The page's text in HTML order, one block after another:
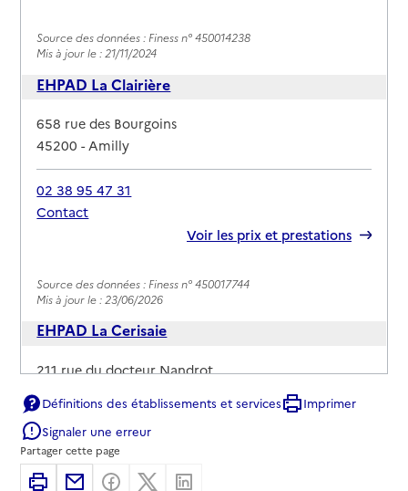
Source des données : Finess n° 450014238
Mis à jour le : 21/11/2024
EHPAD La Clairière
Adresse
658 rue des Bourgoins
45200-Amilly
02 38 95 47 31
Contact
Voir les prix et prestations
Source des données : Finess n° 450017744
Mis à jour le : 23/06/2026
EHPAD La Cerisaie
Adresse
211 rue du docteur Nandrot
02 38 95 95 00
Rapport HAS
Définitions des établissements et services
Imprimer
Signaler une erreur
Partager cette page
ImprimerPartager par email
Partager sur Facebook
Partager sur X